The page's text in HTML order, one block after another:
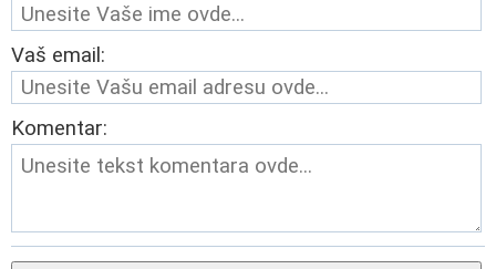
Vaš email:
Komentar: